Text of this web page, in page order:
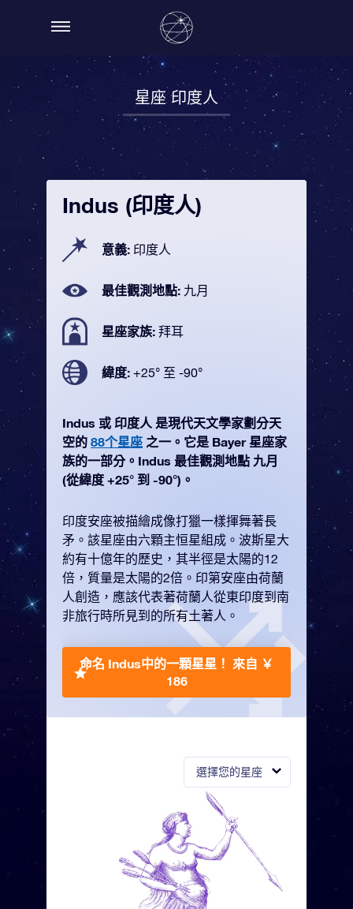
星座 印度人
選擇您的星座
Indus (印度人)
意義: 印度人
最佳觀測地點: 九月
星座家族: 拜耳
緯度: +25° 至 -90°
Indus 或 印度人 是現代天文學家劃分天
空的 88个星座 之一。它是 Bayer 星座家
族的一部分。Indus 最佳觀測地點 九月
(從緯度 +25° 到 -90°)。
印度安座被描繪成像打獵一樣揮舞著長
矛。該星座由六顆主恒星組成。波斯星大
約有十億年的歷史，其半徑是太陽的12
倍，質量是太陽的2倍。印第安座由荷蘭
人創造，應該代表著荷蘭人從東印度到南
非旅行時所見到的所有土著人。
命名 Indus中的一顆星星！ 來自 ￥
186